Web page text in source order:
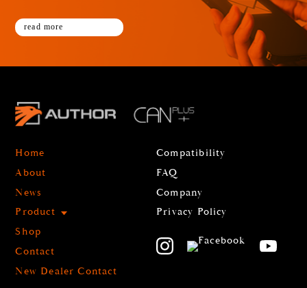
read more
Home
About
News
Product
Shop
Contact
New Dealer Contact
Compatibility
FAQ
Company
Privacy Policy